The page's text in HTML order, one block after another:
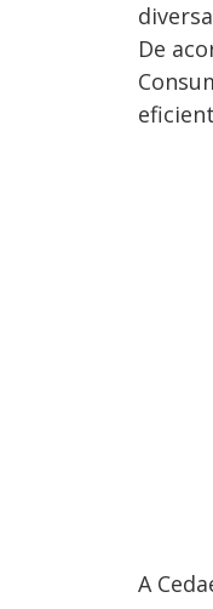
De
A